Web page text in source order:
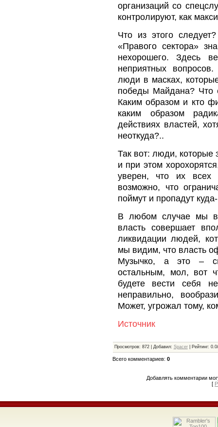
организаций со
контролируют, как
Что из этого
«Правого сектора»
нехорошего. Здесь
неприятных
люди в масках,
победы Майдана? Что
Каким образом и кто
каким образом
действиях властей,
неоткуда?..
Так вот: люди, которые
и при этом
уверен, что их всех
возможно, что
поймут и пропадут
В любом случае мы
власть совершает
ликвидации людей,
мы видим, что власть
Музычко, а это –
остальным, мол, вот
будете вести себя
неправильно,
Может, угрожал тому,
Источник
Просмотров: 872 | Добавил: Spacer| Рейтинг:
Всего комментариев: 0
Добавлять комментарии
[